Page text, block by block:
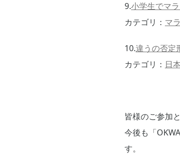
9.小学生でマ
カテゴリ： マ
10.違うの否定
カテゴリ： 日
皆様のご参加
今後も「
す。